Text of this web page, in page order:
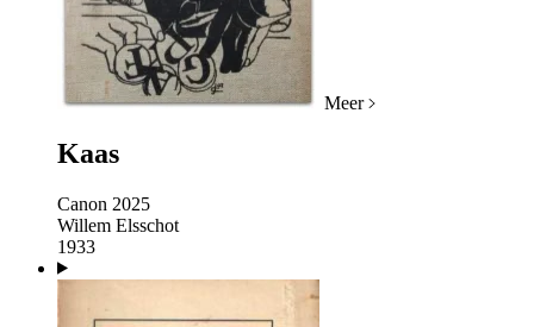
Meer
Kaas
Canon 2025
Willem Elsschot
1933